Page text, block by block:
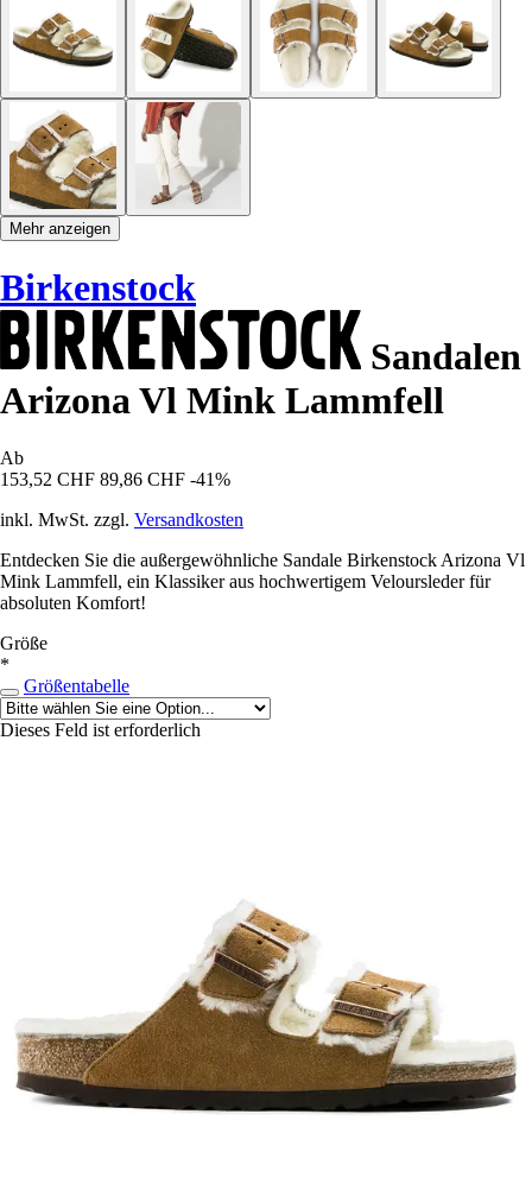
Mehr anzeigen
Birkenstock
Sandalen
Arizona Vl Mink Lammfell
Ab
153,52 CHF 89,86 CHF -41%
inkl. MwSt. zzgl. Versandkosten
Entdecken Sie die außergewöhnliche Sandale Birkenstock Arizona Vl
Mink Lammfell, ein Klassiker aus hochwertigem Veloursleder für
absoluten Komfort!
Größe
*
Größentabelle
Dieses Feld ist erforderlich